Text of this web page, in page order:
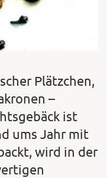
Plätzchen,
–
ist
ums Jahr mit
wird in der